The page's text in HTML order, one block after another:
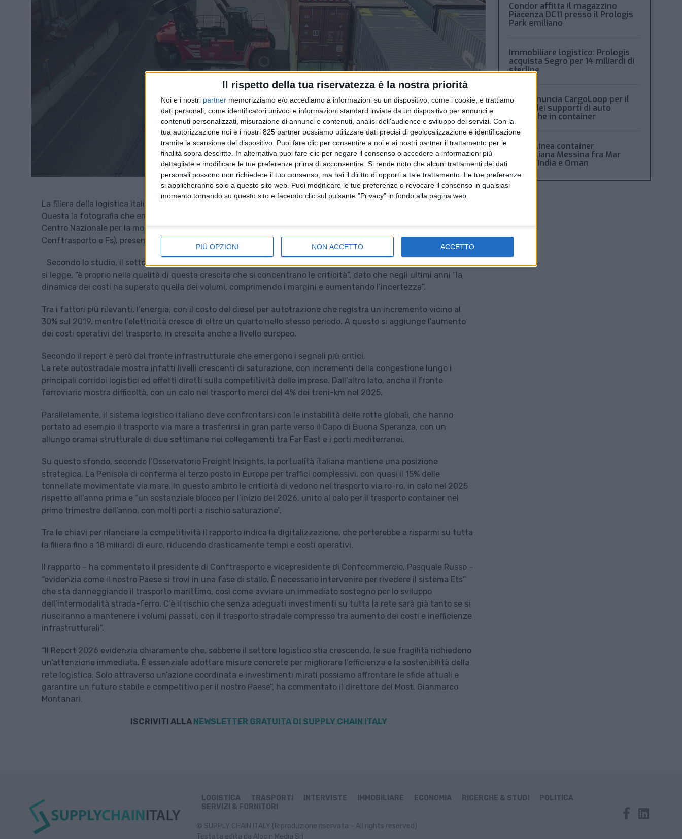
Il rispetto della tua riservatezza è la nostra priorità
Noi e i nostri partner memorizziamo e/o accediamo a informazioni su un dispositivo, come i cookie, e trattiamo
dati personali, come identificatori univoci e informazioni standard inviate da un dispositivo per annunci e
contenuti personalizzati, misurazione di annunci e contenuti, analisi dell'audience e sviluppo dei servizi. Con la
tua autorizzazione noi e i nostri 825 partner possiamo utilizzare dati precisi di geolocalizzazione e identificazione
tramite la scansione del dispositivo. Puoi fare clic per consentire a noi e ai nostri partner il trattamento per le
finalità sopra descritte. In alternativa puoi fare clic per negare il consenso o accedere a informazioni più
dettagliate e modificare le tue preferenze prima di acconsentire. Si rende noto che alcuni trattamenti dei dati
personali possono non richiedere il tuo consenso, ma hai il diritto di opporti a tale trattamento. Le tue preferenze
si applicheranno solo a questo sito web. Puoi modificare le tue preferenze o revocare il consenso in qualsiasi
momento tornando su questo sito e facendo clic sul pulsante "Privacy" in fondo alla pagina web.
PIÙ OPZIONI NON ACCETTO ACCETTO
La filiera della logistica italiana mostra numeri in crescita, ma aumentano però anche le tensioni strutturali.
Questa la fotografia che emerge dal secondo Report 2026 dell’Osservatorio Freight Insights- costituito dal
Centro Nazionale per la mobilità sostenibile- Most, con la Fondazione Cseli (formata da Aiscat, Confcommercio,
Conftrasporto e Fs), presentato questa mattina alla Camera dei Deputati.
Secondo lo studio, il settore vale oggi 94,3 miliardi di euro, con una crescita contenuta (+1,9%) sul 2024. Ma, vi
si legge, “è proprio nella qualità di questa crescita che si concentrano le criticità”, dato che negli ultimi anni “la
dinamica dei costi ha superato quella dei volumi, comprimendo i margini e aumentando l’incertezza”.
Tra i fattori più rilevanti, l’energia, con il costo del diesel per autotrazione che registra un incremento vicino al
30% sul 2019, mentre l’elettricità cresce di oltre un quarto nello stesso periodo. A questo si aggiunge l’aumento
dei costi operativi del trasporto, in crescita anche a livello europeo.
Secondo il report è però dal fronte infrastrutturale che emergono i segnali più critici.
La rete autostradale mostra infatti livelli crescenti di saturazione, con incrementi della congestione lungo i
principali corridoi logistici ed effetti diretti sulla competitività delle imprese. Dall’altro lato, anche il fronte
ferroviario mostra difficoltà, con un calo nel trasporto merci del 4% dei treni-km nel 2025.
Parallelamente, il sistema logistico italiano deve confrontarsi con le instabilità delle rotte globali, che hanno
portato ad esempio il trasporto via mare a trasferirsi in gran parte verso il Capo di Buona Speranza, con un
allungo oramai strutturale di due settimane nei collegamenti tra Far East e i porti mediterranei.
Su questo sfondo, secondo l’Osservatorio Freight Insights, la portualità italiana mantiene una posizione
strategica. La Penisola di conferma al terzo posto in Europa per traffici complessivi, con quasi il 15% delle
tonnellate movimentate via mare. In questo ambito le criticità di vedono nel trasporto via ro-ro, in calo nel 2025
rispetto all’anno prima e “un sostanziale blocco per l’inizio del 2026, unito al calo per il trasporto container nel
primo trimestre dell’anno, con molti porti a rischio saturazione”.
Tra le chiavi per rilanciare la competitività il rapporto indica la digitalizzazione, che porterebbe a risparmi su tutta
la filiera fino a 18 miliardi di euro, riducendo drasticamente tempi e costi operativi.
Il rapporto – ha commentato il presidente di Conftrasporto e vicepresidente di Confcommercio, Pasquale Russo –
“evidenzia come il nostro Paese si trovi in una fase di stallo. È necessario intervenire per rivedere il sistema Ets”
che sta danneggiando il trasporto marittimo, così come avviare un immediato sostegno per lo sviluppo
dell’intermodalità strada-ferro. C’è il rischio che senza adeguati investimenti su tutta la rete sarà già tanto se si
riusciranno a mantenere i volumi passati, con il trasporto stradale compresso tra aumento dei costi e inefficienze
infrastrutturali”.
“Il Report 2026 evidenzia chiaramente che, sebbene il settore logistico stia crescendo, le sue fragilità richiedono
un’attenzione immediata. È essenziale adottare misure concrete per migliorare l’efficienza e la sostenibilità della
rete logistica. Solo attraverso un’azione coordinata e investimenti mirati possiamo affrontare le sfide attuali e
garantire un futuro stabile e competitivo per il nostro Paese”, ha commentato il direttore del Most, Gianmarco
Montanari.
ISCRIVITI ALLA NEWSLETTER GRATUITA DI SUPPLY CHAIN ITALY
Condor affitta il magazzino
Piacenza DC11 presso il Prologis
Park emiliano
Immobiliare logistico: Prologis
acquista Segro per 14 miliardi di
sterline
Msc denuncia CargoLoop per il
crollo dei supporti di auto
elettriche in container
Nuova linea container
dell’italiana Messina fra Mar
Rosso, India e Oman
LOGISTICA TRASPORTI INTERVISTE IMMOBILIARE ECONOMIA RICERCHE & STUDI
POLITICA
SERVIZI & FORNITORI
© SUPPLY CHAIN ITALY (Riproduzione riservata – All rights reserved)
Testata edita da Alocin Media Srl